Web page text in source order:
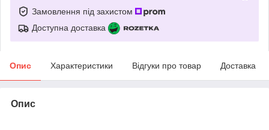
Замовлення під захистом
Доступна доставка
Опис Характеристики Відгуки про товар Доставка
Опис